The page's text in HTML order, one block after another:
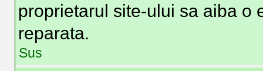
proprietarul site-ului sa aiba o
reparata.
Sus